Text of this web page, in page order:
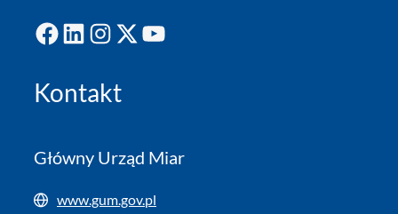
Kontakt
Główny Urząd Miar
www.gum.gov.pl
Facebook LinkedIn Instagram X YouTube